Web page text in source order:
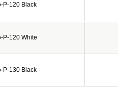
P-120 Black
P-120 White
P-130 Black